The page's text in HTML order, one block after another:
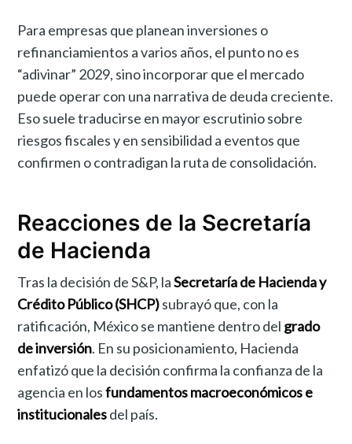
Para empresas que planean inversiones o
refinanciamientos a varios años, el punto no es
“adivinar” 2029, sino incorporar que el mercado
puede operar con una narrativa de deuda creciente.
Eso suele traducirse en mayor escrutinio sobre
riesgos fiscales y en sensibilidad a eventos que
confirmen o contradigan la ruta de consolidación.
Reacciones de la Secretaría
de Hacienda
Tras la decisión de S&P, laSecretaría de Hacienda y
Crédito Público (SHCP)subrayó que, con la
ratificación, México se mantiene dentro del grado
de inversión. En su posicionamiento, Hacienda
enfatizó que la decisión confirma la confianza de la
agencia en losfundamentos macroeconómicos e
institucionalesdel país.